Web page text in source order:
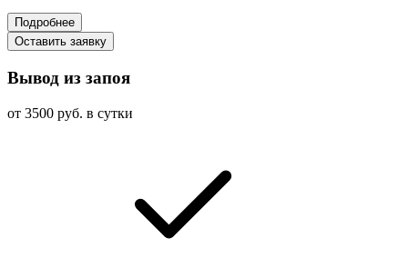
Подробнее
Оставить заявку
Вывод из запоя
от 3500 руб. в сутки